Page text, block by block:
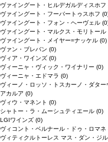
ヴァイングート・ヒルデガルディスホフ
ヴァイングート・フーバートゥスホフ
ヴァイングート・フォン・ヘーヴェル
ヴァイングート・マルクス・モリトール
ヴァイングート・メイヤー=ナッケル (0)
ヴァン・ブレバン (0)
ヴィア・ワインズ (0)
ヴィーニャ・ヴィック・ワイナリー (0)
ヴィーニャ・エドマラ (0)
ヴィーノ・ロッソ・トスカーノ・ダター
アカルア (0)
ヴィウ・マネント (0)
シャトー・ラ・ムーシュティエール (0)
LGIワインズ (0)
ヴィコント・ベルナール・ドゥ・ロマネ
ヴィティクルトーレス マス・ダン・ジル